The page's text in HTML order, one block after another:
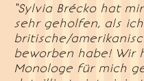
“Sylvia Brécko hat
sehr geholfen, als
britische/
beworben habe! Wir
Monologe für mich